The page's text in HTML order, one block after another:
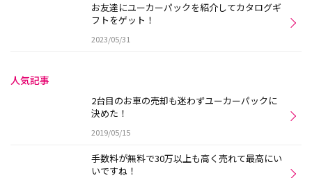
お友達にユーカーパックを紹介してカタログギ
フトをゲット！
2023/05/31
人気記事
2台目のお車の売却も迷わずユーカーパックに
決めた！
2019/05/15
手数料が無料で30万以上も高く売れて最高にい
いですね！